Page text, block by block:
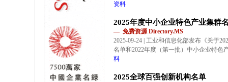
资料
2025年度中小企业特色产业集群
— 免费资源 Directory.MS
2025-09-24 | 工业和信息化部发布《关于
名单和2022年度（第一批）中小企业特色
料
2025全球百强创新机构名单